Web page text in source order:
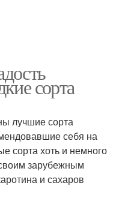
сорта
лучшие сорта
себя на
сорта хоть и немного
зарубежным
и сахаров